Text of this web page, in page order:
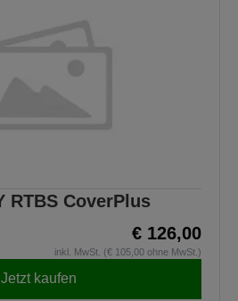
RTBS CoverPlus
€ 126,00
inkl. MwSt. (€ 105,00 ohne MwSt.)
Jetzt kaufen